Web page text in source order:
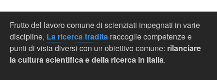
Frutto del lavoro comune di scienziati impegnati in varie
discipline, La ricerca tradita raccoglie competenze e
punti di vista diversi con un obiettivo comune: rilanciare
la cultura scientifica e della ricerca in Italia.